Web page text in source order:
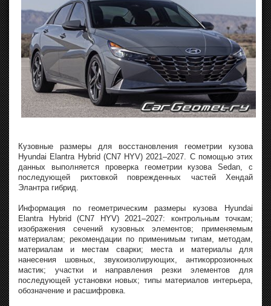
Кузовные размеры для восстановления геометрии кузова
Hyundai Elantra Hybrid (CN7 HYV) 2021–2027. С помощью этих
данных выполняется проверка геометрии кузова Sedan, с
последующей рихтовкой поврежденных частей Хендай
Элантра гибрид.
Информация по геометрическим размеры кузова Hyundai
Elantra Hybrid (CN7 HYV) 2021–2027: контрольным точкам;
изображения сечений кузовных элементов; применяемым
материалам; рекомендации по применимым типам, методам,
материалам и местам сварки; места и материалы для
нанесения шовных, звукоизолирующих, антикоррозионных
мастик; участки и направления резки элементов для
последующей установки новых; типы материалов интерьера,
обозначение и расшифровка.